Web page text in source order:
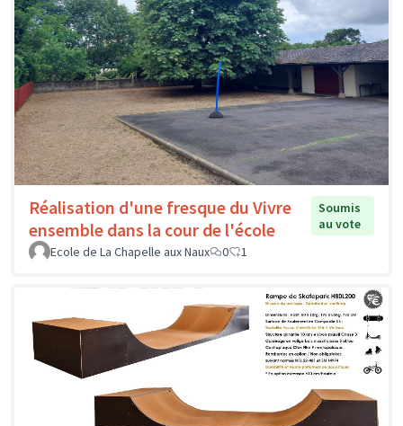
Réalisation d'une fresque du Vivre
ensemble dans la cour de l'école
Soumis
au vote
Ecole de La Chapelle aux Naux
0 1